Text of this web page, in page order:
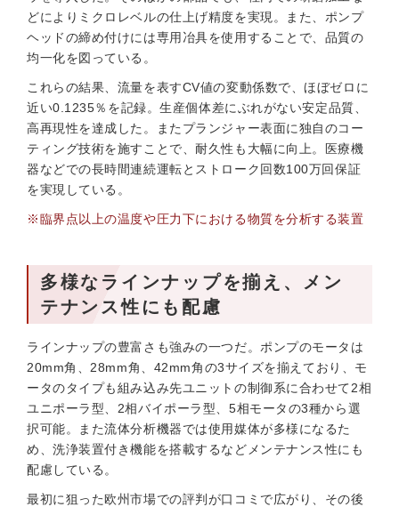
どによりミクロレベルの仕上げ精度を実現。また、ポンプ
ヘッドの締め付けには専用冶具を使用することで、品質の
均一化を図っている。
これらの結果、流量を表すCV値の変動係数で、ほぼゼロに
近い0.1235％を記録。生産個体差にぶれがない安定品質、
高再現性を達成した。またプランジャー表面に独自のコー
ティング技術を施すことで、耐久性も大幅に向上。医療機
器などでの長時間連続運転とストローク回数100万回保証
を実現している。
※臨界点以上の温度や圧力下における物質を分析する装置
多様なラインナップを揃え、メン
テナンス性にも配慮
ラインナップの豊富さも強みの一つだ。ポンプのモータは
20mm角、28mm角、42mm角の3サイズを揃えており、モ
ータのタイプも組み込み先ユニットの制御系に合わせて2相
ユニポーラ型、2相バイポーラ型、5相モータの3種から選
択可能。また流体分析機器では使用媒体が多様になるた
め、洗浄装置付き機能を搭載するなどメンテナンス性にも
配慮している。
最初に狙った欧州市場での評判が口コミで広がり、その後